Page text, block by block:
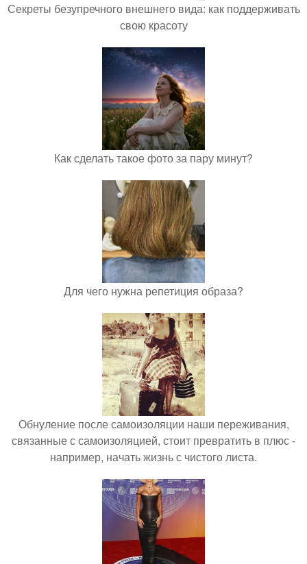
Секреты безупречного внешнего вида: как поддерживать
свою красоту
Как сделать такое фото за пару минут?
Для чего нужна репетиция образа?
Обнуление после самоизоляции наши переживания,
связанные с самоизоляцией, стоит превратить в плюс -
например, начать жизнь с чистого листа.